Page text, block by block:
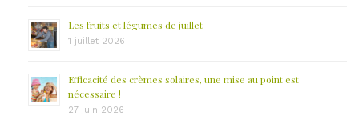
Les fruits et légumes de juillet
1 juillet 2026
Efficacité des crèmes solaires, une mise au point est
nécessaire !
27 juin 2026